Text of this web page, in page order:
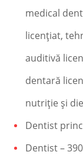
medical
licenţiat,
auditivă
dentară
nutriţie şi
Dentist
Dentist –